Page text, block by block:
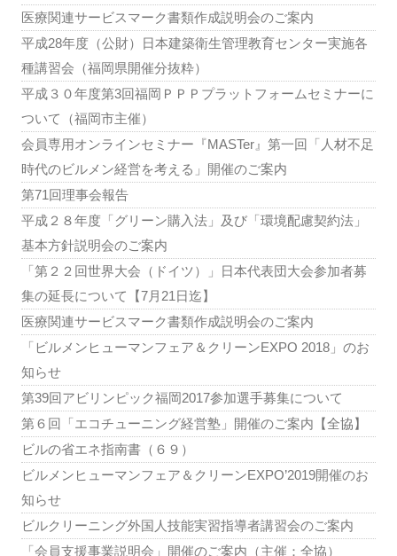
医療関連サービスマーク書類作成説明会のご案内
平成28年度（公財）日本建築衛生管理教育センター実施各
種講習会（福岡県開催分抜粋）
平成３０年度第3回福岡ＰＰＰプラットフォームセミナーに
ついて（福岡市主催）
会員専用オンラインセミナー『MASTer』第一回「人材不足
時代のビルメン経営を考える」開催のご案内
第71回理事会報告
平成２８年度「グリーン購入法」及び「環境配慮契約法」
基本方針説明会のご案内
「第２２回世界大会（ドイツ）」日本代表団大会参加者募
集の延長について【7月21日迄】
医療関連サービスマーク書類作成説明会のご案内
「ビルメンヒューマンフェア＆クリーンEXPO 2018」のお
知らせ
第39回アビリンピック福岡2017参加選手募集について
第６回「エコチューニング経営塾」開催のご案内【全協】
ビルの省エネ指南書（６９）
ビルメンヒューマンフェア＆クリーンEXPO’2019開催のお
知らせ
ビルクリーニング外国人技能実習指導者講習会のご案内
「会員支援事業説明会」開催のご案内（主催：全協）